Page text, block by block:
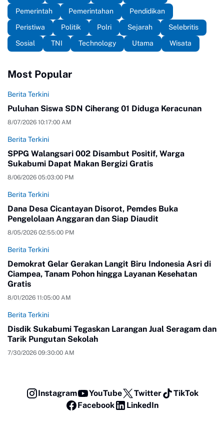
Pemerintah
Pemerintahan
Pendidikan
Peristiwa
Politik Polri Sejarah
Selebritis
Sosial
TNI Technology Utama Wisata
Most Popular
Berita Terkini
Puluhan Siswa SDN Ciherang 01 Diduga Keracunan
8/07/2026 10:17:00 AM
Berita Terkini
SPPG Walangsari 002 Disambut Positif, Warga
Sukabumi Dapat Makan Bergizi Gratis
8/06/2026 05:03:00 PM
Berita Terkini
Dana Desa Cicantayan Disorot, Pemdes Buka
Pengelolaan Anggaran dan Siap Diaudit
8/05/2026 02:55:00 PM
Berita Terkini
Demokrat Gelar Gerakan Langit Biru Indonesia Asri di
Ciampea, Tanam Pohon hingga Layanan Kesehatan
Gratis
8/01/2026 11:05:00 AM
Berita Terkini
Disdik Sukabumi Tegaskan Larangan Jual Seragam dan
Tarik Pungutan Sekolah
7/30/2026 09:30:00 AM
Instagram YouTube Twitter
TikTok
Facebook
LinkedIn